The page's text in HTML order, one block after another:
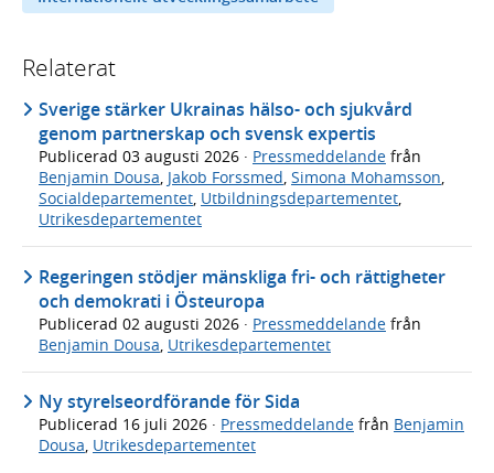
Relaterat
Sverige stärker Ukrainas hälso- och sjukvård
genom partnerskap och svensk expertis
Publicerad 03 augusti 2026 · Pressmeddelande från
Benjamin Dousa, Jakob Forssmed, Simona Mohamsson,
Socialdepartementet, Utbildningsdepartementet,
Utrikesdepartementet
Regeringen stödjer mänskliga fri- och rättigheter
och demokrati i Östeuropa
Publicerad 02 augusti 2026 · Pressmeddelande från
Benjamin Dousa Utrikesdepartementet
Ny styrelseordförande för Sida
Publicerad 16 juli 2026 · Pressmeddelande från Benjamin
Dousa, Utrikesdepartementet